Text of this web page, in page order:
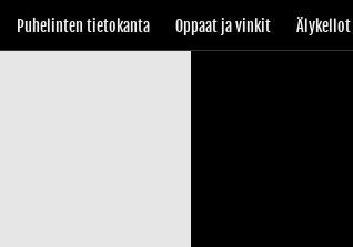
Puhelinten tietokanta Oppaat ja vinkit Älykellot